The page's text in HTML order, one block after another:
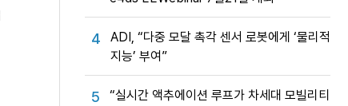
4
ADI, “다중 모달 촉각 센서 로봇에게 ‘물리적
지능’ 부여”
5
“실시간 액추에이션 루프가 차세대 모빌리티